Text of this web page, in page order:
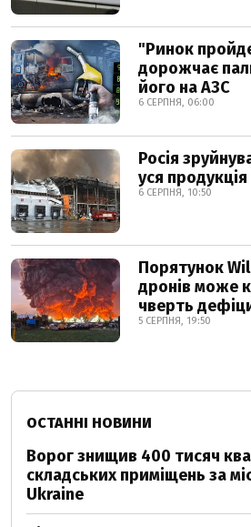
"Ринок
дорожчає
його на АЗС
6 СЕРПНЯ, 06:00
Росія
уся
6 СЕРПНЯ, 10:50
Порятунок
дронів може
чверть
5 СЕРПНЯ, 19:50
ОСТАННІ НОВИНИ
Ворог знищив 400 тисяч
складських приміщень за
Ukraine